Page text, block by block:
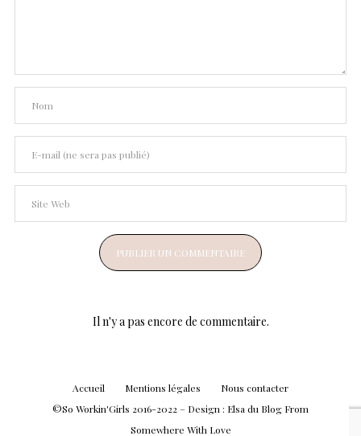
Il n'y a pas encore de commentaire.
Accueil Mentions légales
Nous contacter
©So Workin'Girls 2016-2022 – Design : Elsadu Blog From
Somewhere With Love